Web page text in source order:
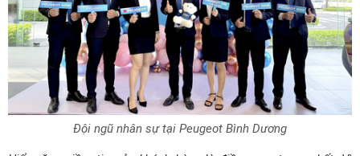
Đội ngũ nhân sự tại Peugeot Bình Dương